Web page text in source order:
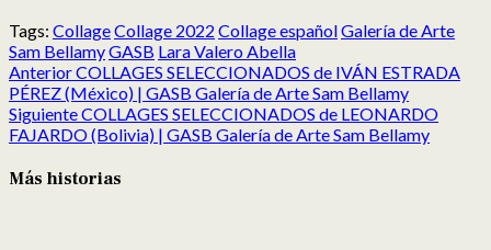
en
X
(Twitter)
en
Facebook
en
Reddit
en
LinkedIn
en
Pinterest
en
Pocket
Tags: CollageCollage 2022 Collage españolGalería de Arte
Sam BellamyGASB Lara Valero Abella
Post
navigation
AnteriorCOLLAGES SELECCIONADOS de IVÁN ESTRADA
PÉREZ (México) | GASB Galería de Arte Sam Bellamy
SiguienteCOLLAGES SELECCIONADOS de LEONARDO
FAJARDO (Bolivia) | GASB Galería de Arte Sam Bellamy
Más historias